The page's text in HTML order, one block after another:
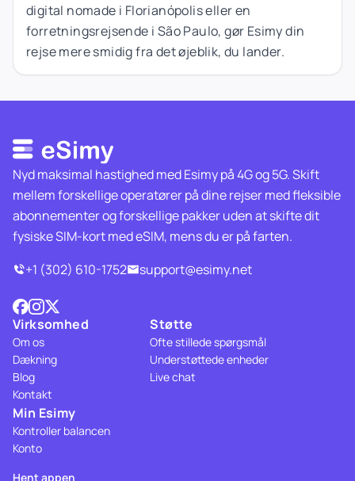
digital nomade i Florianópolis eller en
forretningsrejsende i São Paulo, gør Esimy din
rejse mere smidig fra det øjeblik, du lander.
Nyd maksimal hastighed med Esimy på 4G og 5G. Skift
mellem forskellige operatører på dine rejser med fleksible
abonnementer og forskellige pakker uden at skifte dit
fysiske SIM-kort med eSIM, mens du er på farten.
+1 (302) 610-1752
support@esimy.net
Virksomhed
Om os
Dækning
Blog
Kontakt
Støtte
Ofte stillede spørgsmål
Understøttede enheder
Live chat
Min Esimy
Kontroller balancen
Konto
Hent appen